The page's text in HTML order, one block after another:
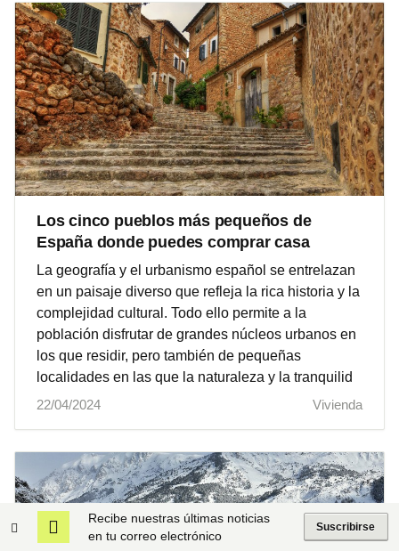
Los cinco pueblos más pequeños de
España donde puedes comprar casa
La geografía y el urbanismo español se entrelazan
en un paisaje diverso que refleja la rica historia y la
complejidad cultural. Todo ello permite a la
población disfrutar de grandes núcleos urbanos en
los que residir, pero también de pequeñas
localidades en las que la naturaleza y la tranquilid
22/04/2024
Vivienda
Recibe nuestras últimas noticias
en tu correo electrónico
Suscribirse